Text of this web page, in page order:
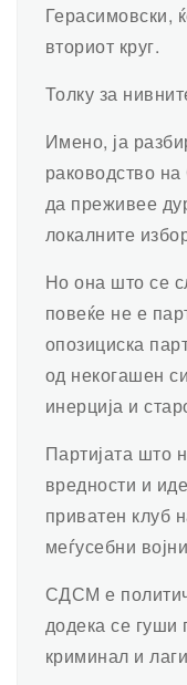
Герасимовски,
вториот круг.
Толку за
Имено, ја
раководство
да преживее
локалните
Но она што се
повеќе не е
опозициска
од некогашен
инерција и
Партијата што
вредности и
приватен клуб
меѓусебни
СДСМ е
додека се гуши
криминал и